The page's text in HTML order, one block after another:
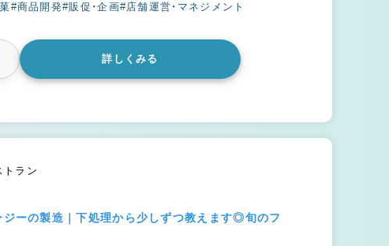
#商品開発#販促・企画#店舗運営・マネジメント
詳しくみる
トラン
ジーの製造｜下処理から少しずつ教えます◎旬のフ